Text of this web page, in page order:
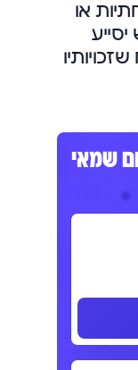
או
2026 בתחום שמאי